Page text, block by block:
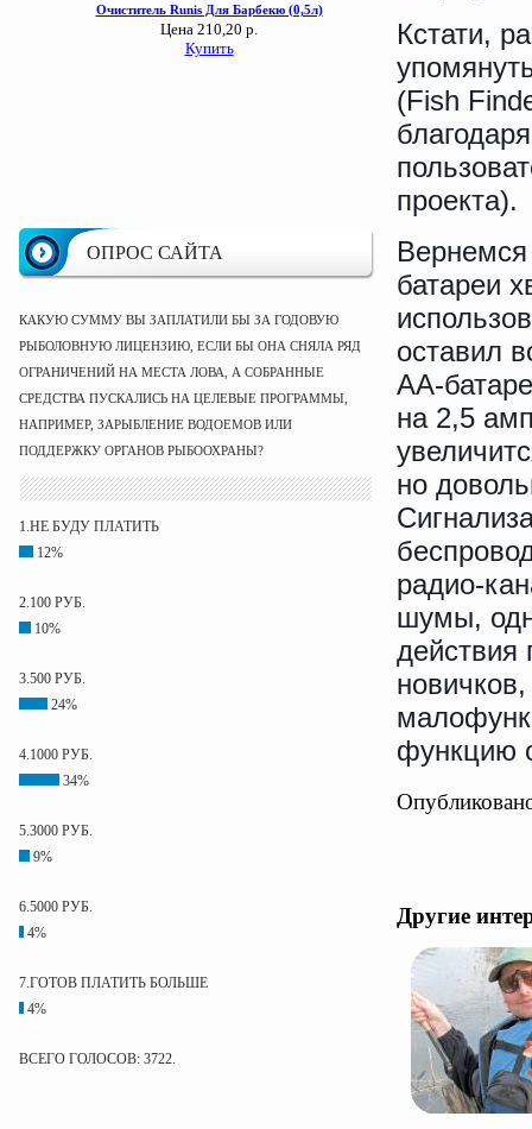
ОПРОС САЙТА
КАКУЮ СУММУ ВЫ ЗАПЛАТИЛИ БЫ ЗА ГОДОВУЮ
РЫБОЛОВНУЮ ЛИЦЕНЗИЮ, ЕСЛИ БЫ ОНА СНЯЛА РЯД
ОГРАНИЧЕНИЙ НА МЕСТА ЛОВА, А СОБРАННЫЕ
СРЕДСТВА ПУСКАЛИСЬ НА ЦЕЛЕВЫЕ ПРОГРАММЫ,
НАПРИМЕР, ЗАРЫБЛЕНИЕ ВОДОЕМОВ ИЛИ
ПОДДЕРЖКУ ОРГАНОВ РЫБООХРАНЫ?
1.НЕ БУДУ ПЛАТИТЬ
12%
2.100 РУБ.
10%
3.500 РУБ.
24%
4.1000 РУБ.
34%
5.3000 РУБ.
9%
6.5000 РУБ.
4%
7.ГОТОВ ПЛАТИТЬ БОЛЬШЕ
4%
ВСЕГО ГОЛОСОВ: 3722.
Кстати,
(Fish
проекта).
Вернемся
батареи
оставил
АА-
на 2,5
но
радио-
шумы,
действия
функцию
Другие